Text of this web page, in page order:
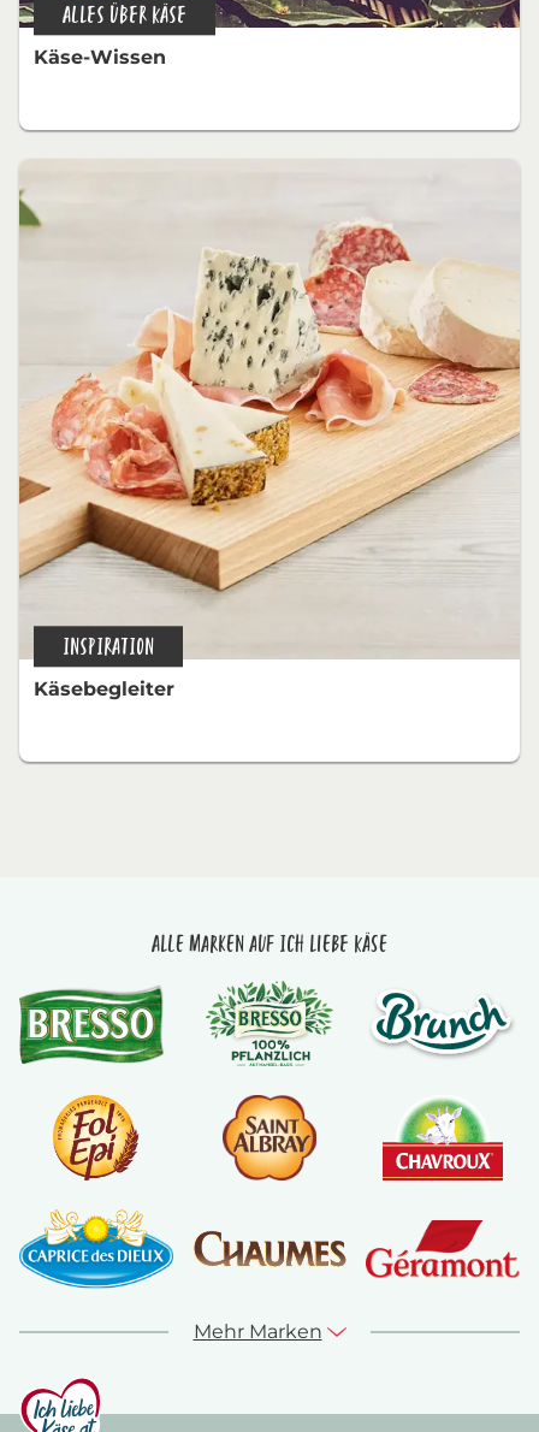
ALLES ÜBER KÄSE
Käse-Wissen
INSPIRATION
Käsebegleiter
Alle Marken auf Ich liebe Käse
Mehr Marken